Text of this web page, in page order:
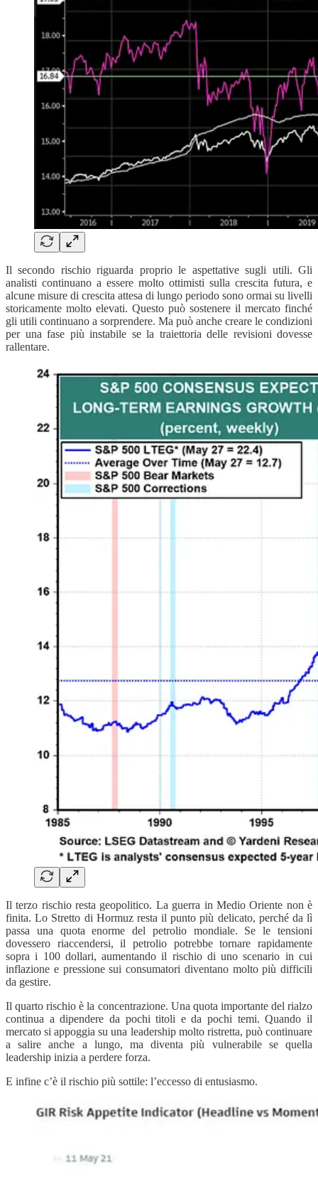
Il secondo rischio riguarda proprio le aspettative sugli utili. Gli
analisti continuano a essere molto ottimisti sulla crescita futura, e
alcune misure di crescita attesa di lungo periodo sono ormai su livelli
storicamente molto elevati. Questo può sostenere il mercato finché
gli utili continuano a sorprendere. Ma può anche creare le condizioni
per una fase più instabile se la traiettoria delle revisioni dovesse
rallentare.
Il terzo rischio resta geopolitico. La guerra in Medio Oriente non è
finita. Lo Stretto di Hormuz resta il punto più delicato, perché da lì
passa una quota enorme del petrolio mondiale. Se le tensioni
dovessero riaccendersi, il petrolio potrebbe tornare rapidamente
sopra i 100 dollari, aumentando il rischio di uno scenario in cui
inflazione e pressione sui consumatori diventano molto più difficili
da gestire.
Il quarto rischio è la concentrazione. Una quota importante del rialzo
continua a dipendere da pochi titoli e da pochi temi. Quando il
mercato si appoggia su una leadership molto ristretta, può continuare
a salire anche a lungo, ma diventa più vulnerabile se quella
leadership inizia a perdere forza.
E infine c’è il rischio più sottile: l’eccesso di entusiasmo.